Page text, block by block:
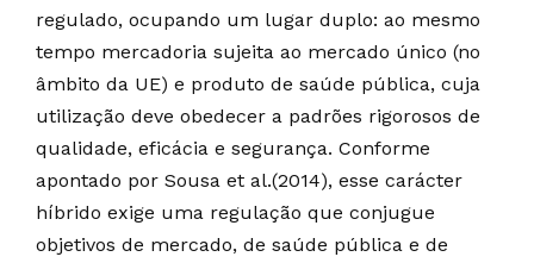
regulado, ocupando um lugar duplo: ao mesmo
tempo mercadoria sujeita ao mercado único (no
âmbito da UE) e produto de saúde pública, cuja
utilização deve obedecer a padrões rigorosos de
qualidade, eficácia e segurança. Conforme
apontado por Sousa et al.(2014), esse carácter
híbrido exige uma regulação que conjugue
objetivos de mercado, de saúde pública e de